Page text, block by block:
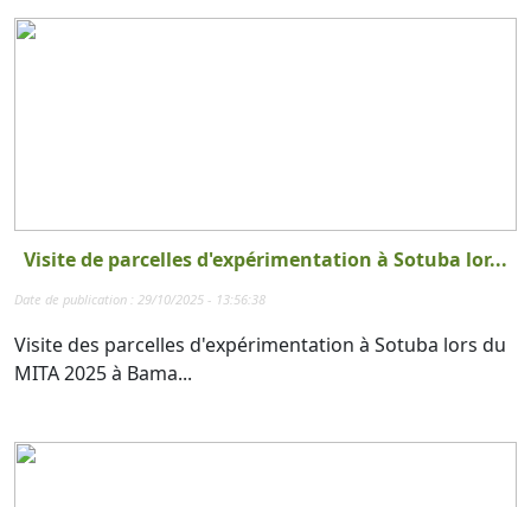
Visite de parcelles d'expérimentation à Sotuba lor...
Date de publication : 29/10/2025 - 13:56:38
Visite des parcelles d'expérimentation à Sotuba lors du
MITA 2025 à Bama...